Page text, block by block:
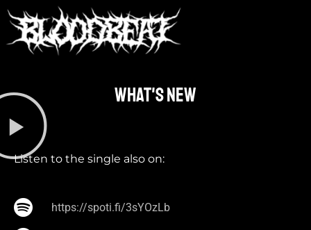
What's new​
Listen to the single also on:
https://spoti.fi/3sYOzLb